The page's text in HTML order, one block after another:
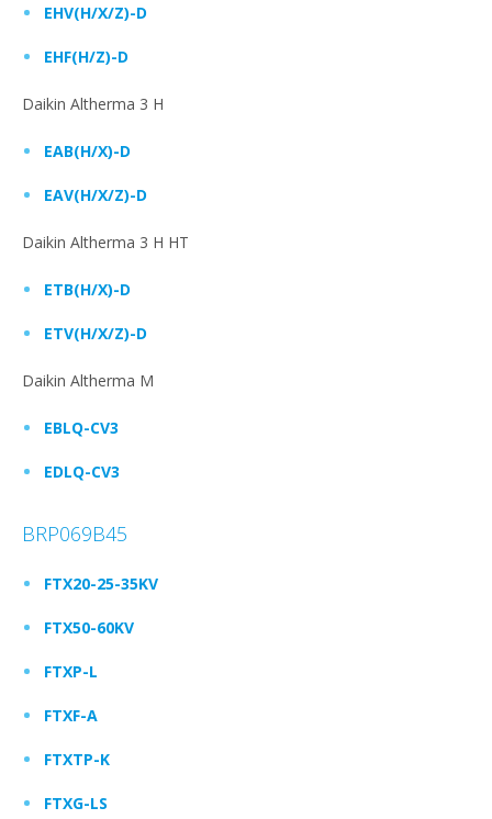
EHV(H/X/Z)-D
EHF(H/Z)-D
Daikin Altherma 3 H
EAB(H/X)-D
EAV(H/X/Z)-D
Daikin Altherma 3 H HT
ETB(H/X)-D
ETV(H/X/Z)-D
Daikin Altherma M
EBLQ-CV3
EDLQ-CV3
BRP069B45
FTX20-25-35KV
FTX50-60KV
FTXP-L
FTXF-A
FTXTP-K
FTXG-LS